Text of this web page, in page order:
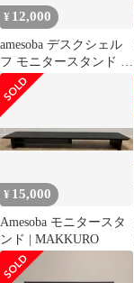
¥ 12,000
amesoba デスクシェル
フ モニタースタンド ダ
ークウォールナット
¥ 15,000
Amesoba モニタースタ
ンド | MAKKURO